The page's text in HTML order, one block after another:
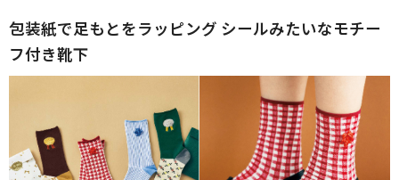
包装紙で足もとをラッピング シールみたいなモチー
フ付き靴下